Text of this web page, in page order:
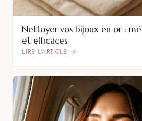
Nettoyer vos bijoux en or :
et efficaces
LIRE L’ARTICLE →